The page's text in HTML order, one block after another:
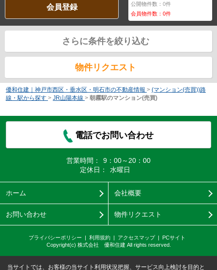
会員登録 公開物件数：0件
会員物件数：0件
さらに条件を絞り込む
物件リクエスト
優和住建｜神戸市西区・垂水区・明石市の不動産情報 > (マンション(売買))路
線・駅から探す > JR山陽本線 > 朝霧駅のマンション(売買)
電話でお問い合わせ
営業時間：
9：00～20：00
定休日：
水曜日
ホーム 会社概要
お問い合わせ 物件リクエスト
プライバシーポリシー 利用規約 アクセスマップ
PCサイト
Copyright(c) 株式会社 優和住建 All rights reserved.
当サイトでは、お客様の当サイト利用状況把握、サービス向上検討を目的と